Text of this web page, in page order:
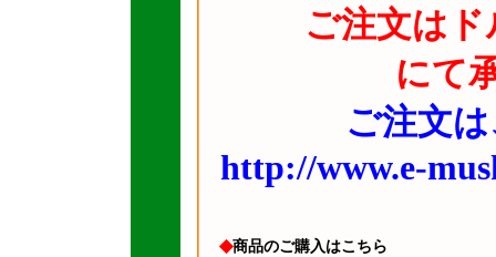
ご注文は
にて
ご注文
http://www.e-
◆商品のご購入はこちら